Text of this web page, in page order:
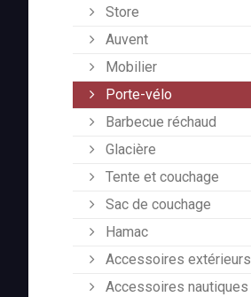
Store
Auvent
Mobilier
Porte-vélo
Barbecue réchaud
Glacière
Tente et couchage
Sac de couchage
Hamac
Accessoires extérieurs
Accessoires nautiques